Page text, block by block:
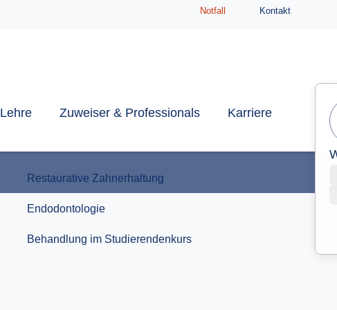
Notfall Kontakt
Lehre Zuweiser & Professionals Karriere